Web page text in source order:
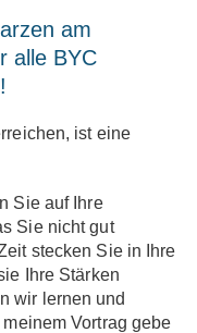
am
alle BYC
ist eine
Sie auf Ihre
Sie nicht gut
stecken Sie in Ihre
Ihre Stärken
wir lernen und
Vortrag gebe